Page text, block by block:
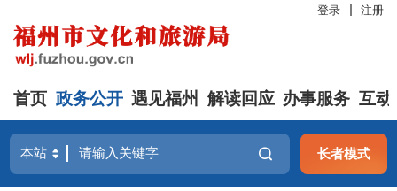
登录 注册
首页 政务公开 遇见福州 解读回应 办事服务 互动
长者模式